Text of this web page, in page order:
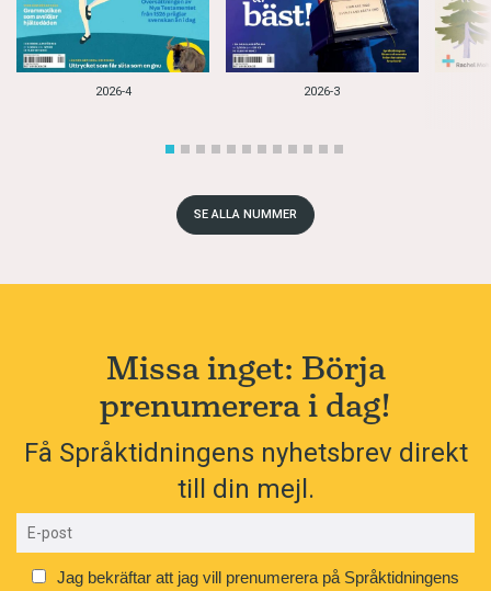
2026-4 2026-3
SE ALLA NUMMER
Missa inget: Börja
prenumerera i dag!
Få Språktidningens nyhetsbrev direkt
till din mejl.
Jag bekräftar att jag vill prenumerera på Språktidningens